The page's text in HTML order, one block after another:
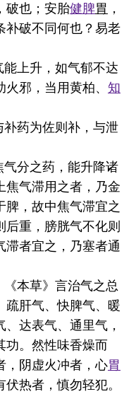
破也；安胎健脾胃 ，
补破不同何也？易老
能上升，如气郁不达
邪，当用黄柏、 知
补药为佐则补，与泄
气分之药，能升降诸
焦气滞用之者，乃金
脾，故中焦气滞宜之
重，膀胱气不化则
滞者宜之，乃塞者通
《本草》言治气之总
疏肝气、快脾气、暖
达表气、通里气，
功。然性味香燥而
，阴虚火冲者，心胃
热者，慎勿轻犯。